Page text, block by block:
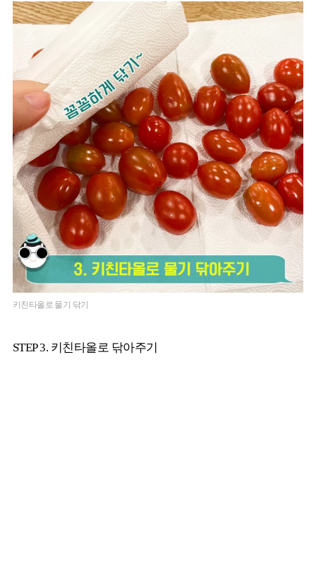
키친타올로 물기 닦기
STEP 3. 키친타올로 닦아주기